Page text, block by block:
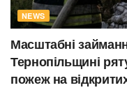
NEWS
Масштабні
Тернопільщині
пожеж на